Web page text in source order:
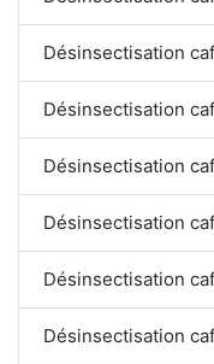
Désinsectisation
Désinsectisation
Désinsectisation
Désinsectisation
Désinsectisation
Désinsectisation